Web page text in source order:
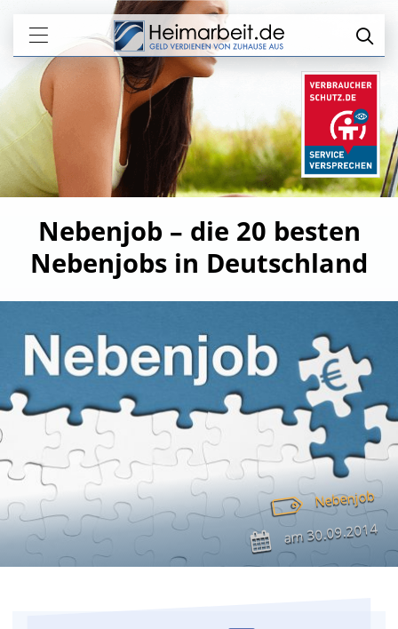
Nebenjob – die 20 besten
Nebenjobs in Deutschland
Nebenjob
am30.09.2014